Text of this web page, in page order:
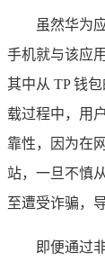
虽然华为
手机就与该应
其中从 TP 钱
载过程中，用
靠性，因为在
站，一旦不慎
至遭受诈骗，
即便通过